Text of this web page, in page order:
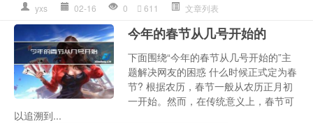
yxs 02-16 0 611 文章列表
今年的春节从几号开始的
下面围绕“今年的春节从几号开始的”主
题解决网友的困惑 什么时候正式定为春
节? 根据农历，春节一般从农历正月初
一开始。然而，在传统意义上，春节可
以追溯到...